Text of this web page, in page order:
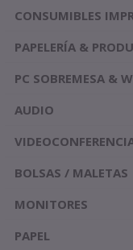
CONSUMIBLES
PAPELERÍA &
PC SOBREMESA &
AUDIO
BOLSAS / MALETAS
MONITORES
PAPEL